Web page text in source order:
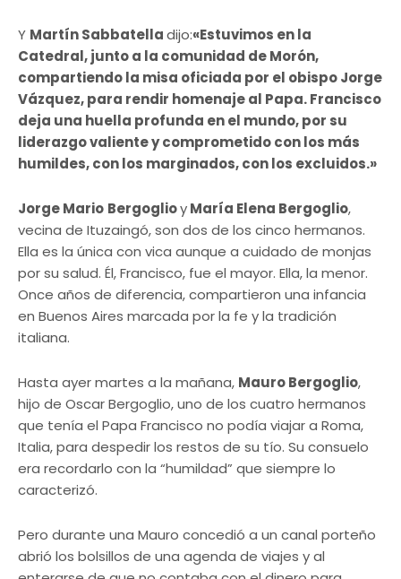
Y Martín Sabbatelladijo:«Estuvimos en la
Catedral, junto a la comunidad de Morón,
compartiendo la misa oficiada por el obispo Jorge
Vázquez, para rendir homenaje al Papa. Francisco
deja una huella profunda en el mundo, por su
liderazgo valiente y comprometido con los más
humildes, con los marginados, con los excluidos.»
Jorge Mario BergoglioyMaría Elena Bergoglio,
vecina de Ituzaingó, son dos de los cinco hermanos.
Ella es la única con vica aunque a cuidado de monjas
por su salud. Él, Francisco, fue el mayor. Ella, la menor.
Once años de diferencia, compartieron una infancia
en Buenos Aires marcada por la fe y la tradición
italiana.
Hasta ayer martes a la mañana, Mauro Bergoglio,
hijo de Oscar Bergoglio, uno de los cuatro hermanos
que tenía el Papa Francisco no podía viajar a Roma,
Italia, para despedir los restos de su tío. Su consuelo
era recordarlo con la “humildad” que siempre lo
caracterizó.
Pero durante una Mauro concedió a un canal porteño
abrió los bolsillos de una agenda de viajes y al